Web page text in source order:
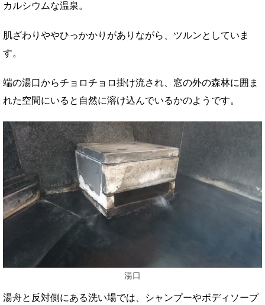
カルシウムな温泉。
肌ざわりややひっかかりがありながら、ツルンとしていま
す。
端の湯口からチョロチョロ掛け流され、窓の外の森林に囲ま
れた空間にいると自然に溶け込んでいるかのようです。
湯口
湯舟と反対側にある洗い場では、シャンプーやボディソープ